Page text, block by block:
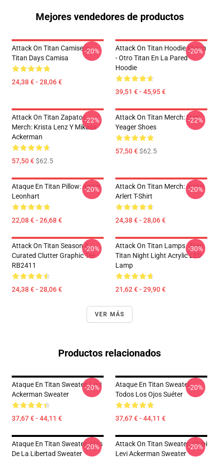
Mejores vendedores de productos
Attack On Titan Camiseta -
Titan Days Camisa
24,38 € - 28,06 €
-20%
Attack On Titan Hoodie Merch
- Otro Titan En La Pared
Hoodie
39,51 € - 45,95 €
-20%
Attack On Titan Zapatos
Merch: Krista Lenz Y Mikasa
Ackerman
57,50 €$62.5
-22%
Attack On Titan Merch: Eren
Yeager Shoes
57,50 €$62.5
-22%
Ataque En Titan Pillow: Annie
Leonhart
22,08 € - 26,68 €
-20%
Attack On Titan Merch: Armin
Arlert T-Shirt
24,38 € - 28,06 €
-20%
Attack On Titan Season 4
Curated Clutter Graphic Tee
RB2411
24,38 € - 28,06 €
-20%
Attack On Titan Lamps - Eren
Titan Night Light Acrylic LED
Lamp
21,62 € - 29,90 €
-30%
VER MÁS
Productos relacionados
Ataque En Titan Sweater: Levi
Ackerman Sweater
37,67 € - 44,11 €
-20%
Ataque En Titan Sweater:
Todos Los Ojos Suéter
37,67 € - 44,11 €
-20%
Ataque En Titan Sweater: Alas
De La Libertad Sweater
-20%
Attack On Titan Sweater: Chibi
Levi Ackerman Sweater
-20%